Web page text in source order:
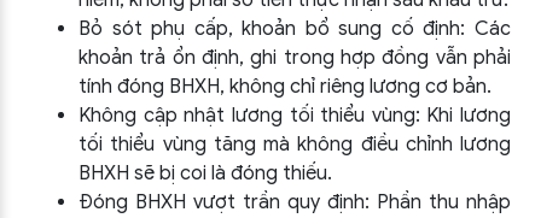
Bỏ sót phụ cấp, khoản bổ sung cố định: Các
khoản trả ổn định, ghi trong hợp đồng vẫn phải
tính đóng BHXH, không chỉ riêng lương cơ bản.
Không cập nhật lương tối thiểu vùng: Khi lương
tối thiểu vùng tăng mà không điều chỉnh lương
BHXH sẽ bị coi là đóng thiếu.
Đóng BHXH vượt trần quy định: Phần thu nhập